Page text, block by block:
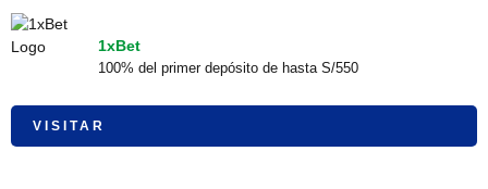
1xBet
100% del primer depósito de hasta S/550
VISITAR